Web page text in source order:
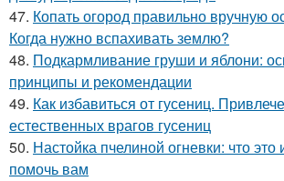
47. Копать огород правильно вручную
Когда нужно вспахивать землю?
48. Подкармливание груши и яблони:
принципы и рекомендации
49. Как избавиться от гусениц.
естественных врагов гусениц
50. Настойка пчелиной огневки: что это
помочь вам